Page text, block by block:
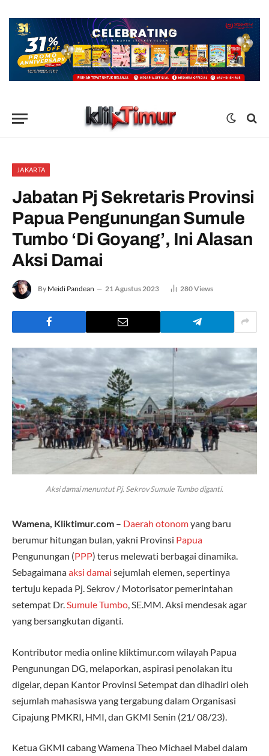
JAKARTA
Jabatan Pj Sekretaris Provinsi
Papua Pengunungan Sumule
Tumbo ‘Di Goyang’, Ini Alasan
Aksi Damai
By Meidi Pandean 21 Agustus 2023 280Views
Aksi damai menuntut Pj. Sekrov Sumule Tumbo diganti.
Wamena, Kliktimur.com – Daerah otonomyang baru
berumur hitungan bulan, yakni Provinsi Papua
Pengunungan (PPP) terus melewati berbagai dinamika.
Sebagaimanaaksi damai sejumlah elemen, sepertinya
tertuju kepada Pj. Sekrov / Motorisator pemerintahan
setempat Dr.Sumule Tumbo, SE.MM. Aksi mendesak agar
yang bersangkutan diganti.
Kontributor media online kliktimur.com wilayah Papua
Pengunungan DG, melaporkan, aspirasi penolakan itu
digelar, depan Kantor Provinsi Setempat dan dihadiri oleh
sejumlah mahasiswa yang tergabung dalam Organisasi
Cipajung PMKRI, HMI, dan GKMI Senin (21/ 08/23).
Ketua GKMI cabang Wamena Theo Michael Mabel dalam